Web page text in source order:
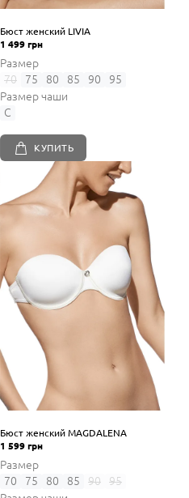
Бюст женский LIVIA
1 499 грн
Размер
70
75 80 85 90
95
Размер чаши
C
КУПИТЬ
Бюст женский MAGDALENA
1 599 грн
Размер
70
75 80 85 90
95